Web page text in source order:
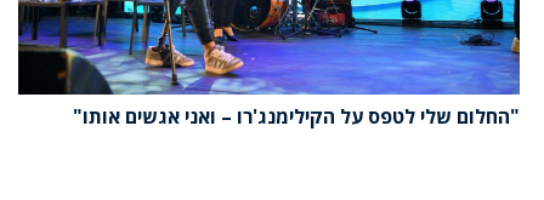
"החלום שלי לטפס על הקילימנג'רו – ואני אגשים אותו"